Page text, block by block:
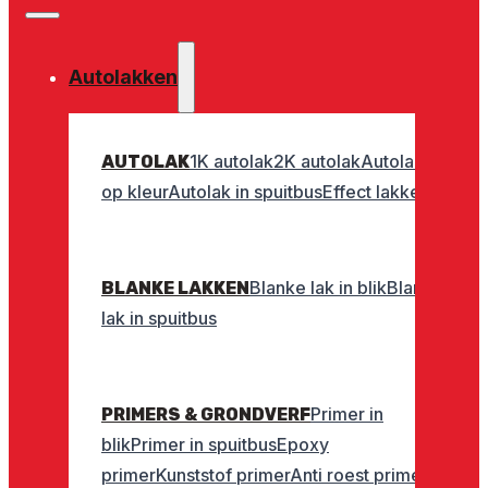
Autolakken
AUTOLAK1K autolak2K autolakAutolak
op kleurAutolak in spuitbusEffect lakken
BLANKE LAKKENBlanke lak in blikBlanke
lak in spuitbus
PRIMERS & GRONDVERFPrimer in
blikPrimer in spuitbusEpoxy
primerKunststof primerAnti roest primer